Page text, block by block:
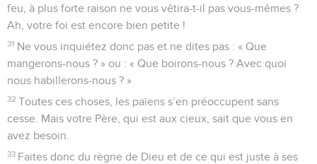
feu, à plus forte raison ne vous vêtira-t-il pas vous-mêmes ?
Ah, votre foi est encore bien petite !
31 Ne vous inquiétez donc pas et ne dites pas : « Que
mangerons-nous ? » ou : « Que boirons-nous ? Avec quoi
nous habillerons-nous ? »
32 Toutes ces choses, les païens s’en préoccupent sans
cesse. Mais votre Père, qui est aux cieux, sait que vous en
avez besoin.
33 Faites donc du règne de Dieu et de ce qui est juste à ses